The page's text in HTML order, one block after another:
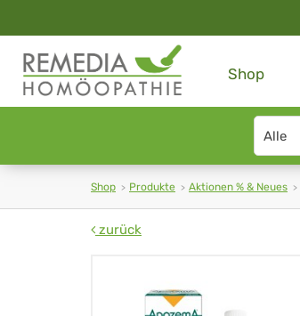
Shop
Search
type
Shop Produkte Aktionen % & Neues
zurück